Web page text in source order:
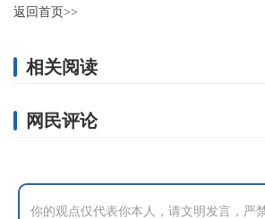
返回首页>>
相关阅读
网民评论